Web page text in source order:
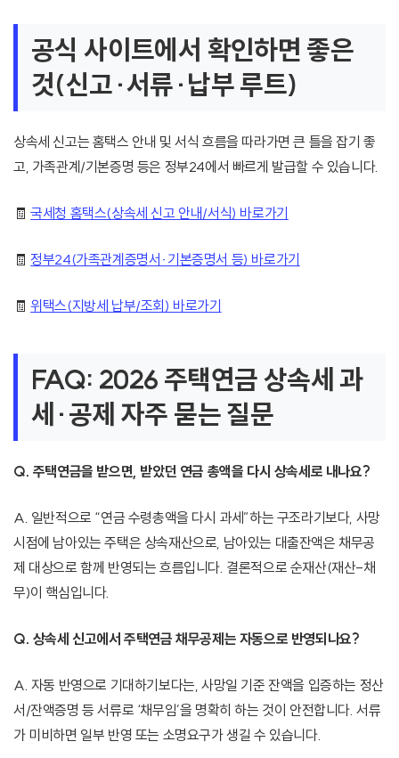
공식 사이트에서 확인하면 좋은
것(신고·서류·납부 루트)
상속세 신고는 홈택스 안내 및 서식 흐름을 따라가면 큰 틀을 잡기 좋
고, 가족관계/기본증명 등은 정부24에서 빠르게 발급할 수 있습니다.
🧾국세청 홈택스(상속세 신고 안내/서식) 바로가기
🧾정부24(가족관계증명서·기본증명서 등) 바로가기
🧾 위택스(지방세 납부/조회) 바로가기
FAQ: 2026 주택연금 상속세 과
세·공제 자주 묻는 질문
Q. 주택연금을 받으면, 받았던 연금 총액을 다시 상속세로 내나요?
A. 일반적으로 “연금 수령총액을 다시 과세”하는 구조라기보다, 사망
시점에 남아있는 주택은 상속재산으로, 남아있는 대출잔액은 채무공
제 대상으로 함께 반영되는 흐름입니다. 결론적으로 순재산(재산-채
무)이 핵심입니다.
Q. 상속세 신고에서 주택연금 채무공제는 자동으로 반영되나요?
A. 자동 반영으로 기대하기보다는, 사망일 기준 잔액을 입증하는 정산
서/잔액증명 등 서류로 ‘채무임’을 명확히 하는 것이 안전합니다. 서류
가 미비하면 일부 반영 또는 소명요구가 생길 수 있습니다.